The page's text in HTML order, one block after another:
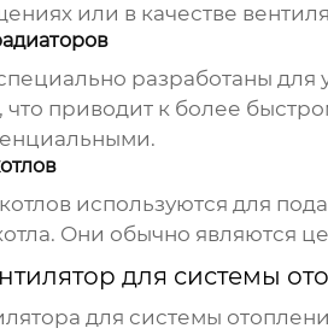
или в качестве
разработаны для
что приводит к более
используются для
Они обычно являются
для системы
для системы